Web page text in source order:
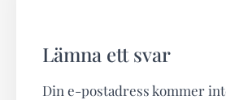
Lämna ett svar
Din e-postadress kommer